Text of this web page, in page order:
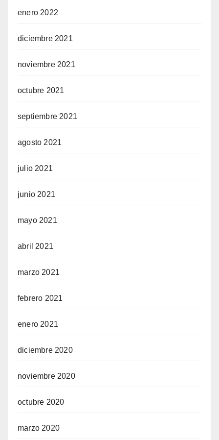
enero 2022
diciembre 2021
noviembre 2021
octubre 2021
septiembre 2021
agosto 2021
julio 2021
junio 2021
mayo 2021
abril 2021
marzo 2021
febrero 2021
enero 2021
diciembre 2020
noviembre 2020
octubre 2020
marzo 2020